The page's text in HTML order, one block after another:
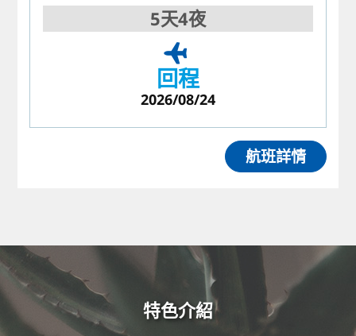
5天4夜
回程
2026/08/24
航班詳情
特色介紹